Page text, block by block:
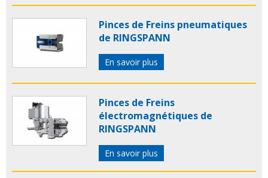
Pinces de Freins pneumatiques
de RINGSPANN
En savoir plus
Pinces de Freins
électromagnétiques de
RINGSPANN
En savoir plus